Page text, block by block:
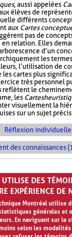
, aussi appelées
élèves de
différents
aux Cartes
pas de
relation. Elles
d’un
les
l’utilisation de
les cartes plus
très personnel
reflètent le
les Cartes
visuellement la
sur un sujet précis.
Réflexion individuelle
des connaissances
DES
EXPÉRIENCE DE
Montréal utilise
générales et
En naviguant sur le
selon les